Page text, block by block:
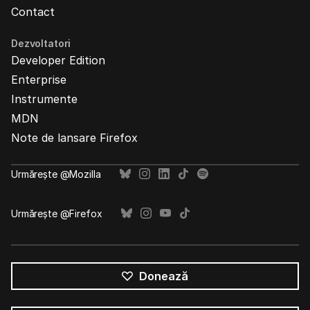
Contact
Dezvoltatori
Developer Edition
Enterprise
Instrumente
MDN
Note de lansare Firefox
Urmărește @Mozilla
Urmărește @Firefox
Donează